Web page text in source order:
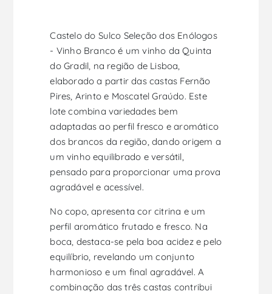
Castelo do Sulco Seleção dos Enólogos
- Vinho Branco é um vinho da Quinta
do Gradil, na região de Lisboa,
elaborado a partir das castas Fernão
Pires, Arinto e Moscatel Graúdo. Este
lote combina variedades bem
adaptadas ao perfil fresco e aromático
dos brancos da região, dando origem a
um vinho equilibrado e versátil,
pensado para proporcionar uma prova
agradável e acessível.
No copo, apresenta cor citrina e um
perfil aromático frutado e fresco. Na
boca, destaca-se pela boa acidez e pelo
equilíbrio, revelando um conjunto
harmonioso e um final agradável. A
combinação das três castas contribui